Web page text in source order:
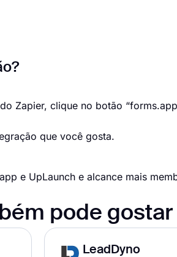
Zapier, clique no botão
que você gosta.
e UpLaunch e alcance mais
pode gostar
LeadDyno